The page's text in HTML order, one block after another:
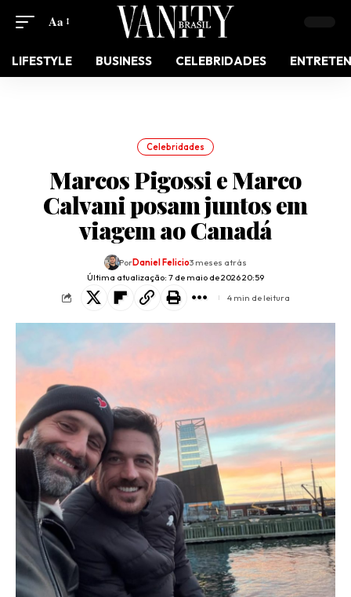
Aa
LIFESTYLE BUSINESS CELEBRIDADES
Celebridades
Marcos Pigossi e Marco
Calvani posam juntos em
viagem ao Canadá
Última atualização: 7 de maio de 2026 20:59
PorDaniel Felicio3 meses atrás
4 min de leitura